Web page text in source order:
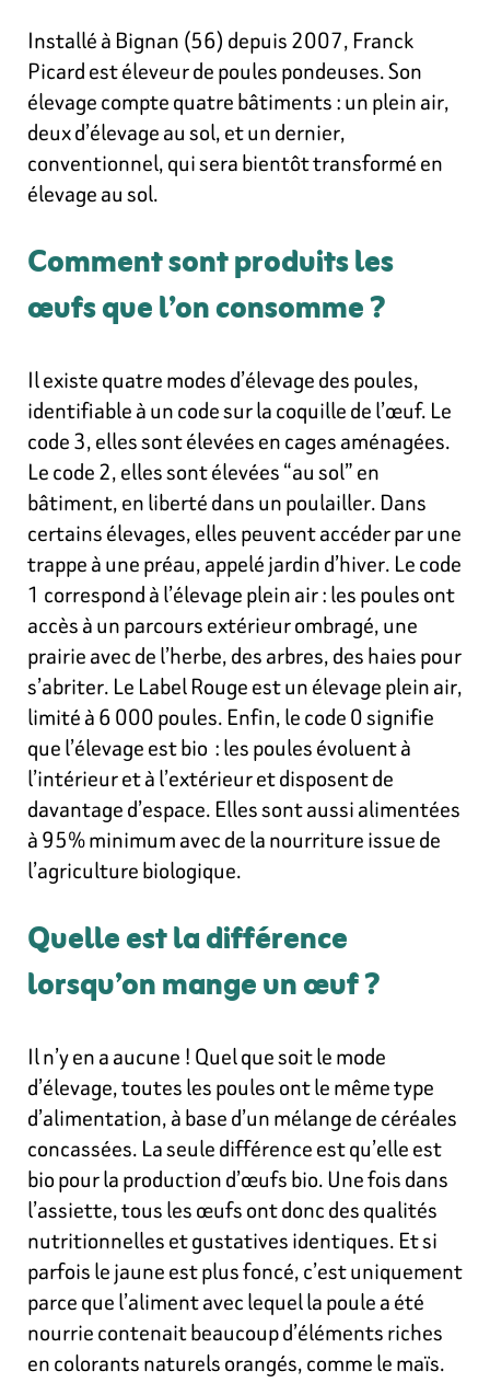
Installé à Bignan (56) depuis 2007, Franck
Picard est éleveur de poules pondeuses. Son
élevage compte quatre bâtiments : un plein air,
deux d’élevage au sol, et un dernier,
conventionnel, qui sera bientôt transformé en
élevage au sol.
Comment sont produits les
œufs que l’on consomme ?
Il existe quatre modes d’élevage des poules,
identifiable à un code sur la coquille de l’œuf. Le
code 3, elles sont élevées en cages aménagées.
Le code 2, elles sont élevées “au sol” en
bâtiment, en liberté dans un poulailler. Dans
certains élevages, elles peuvent accéder par une
trappe à une préau, appelé jardin d’hiver. Le code
1 correspond à l’élevage plein air : les poules ont
accès à un parcours extérieur ombragé, une
prairie avec de l’herbe, des arbres, des haies pour
s’abriter. Le Label Rouge est un élevage plein air,
limité à 6 000 poules. Enfin, le code 0 signifie
que l’élevage est bio : les poules évoluent à
l’intérieur et à l’extérieur et disposent de
davantage d’espace. Elles sont aussi alimentées
à 95% minimum avec de la nourriture issue de
l’agriculture biologique.
Quelle est la différence
lorsqu’on mange un œuf ?
Il n’y en a aucune ! Quel que soit le mode
d’élevage, toutes les poules ont le même type
d’alimentation, à base d’un mélange de céréales
concassées. La seule différence est qu’elle est
bio pour la production d’œufs bio. Une fois dans
l’assiette, tous les œufs ont donc des qualités
nutritionnelles et gustatives identiques. Et si
parfois le jaune est plus foncé, c’est uniquement
parce que l’aliment avec lequel la poule a été
nourrie contenait beaucoup d’éléments riches
en colorants naturels orangés, comme le maïs.